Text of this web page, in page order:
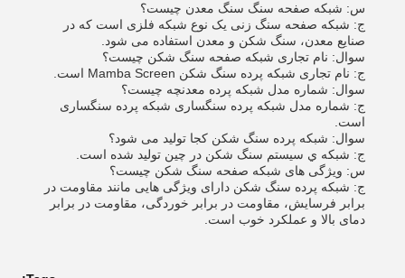
س: شبکه صفحه سنگ سنگ معدن چیست؟
ج: شبکه صفحه سنگ زنی یک نوع شبکه فلزی است که در
صنایع معدن، سنگ شکن و معدن استفاده می شود.
سوال: نام تجاری شبکه صفحه سنگ شکن چیست؟
ج: نام تجاری شبکه پرده سنگ شکن Mamba Screen است.
سوال: شماره مدل شبكه پرده معدنچه چيست؟
ج: شماره مدل شبكه پرده سنگساری شبكه پرده سنگساری
است.
سوال: شبکه پرده سنگ شکن کجا تولید می شود؟
ج: شبكه ي سيستم سنگ شکن در چين توليد شده است.
س: ویژگی های شبکه صفحه سنگ شکن چیست؟
ج: شبکه پرده سنگ شکن دارای ویژگی هایی مانند مقاومت در
برابر فرسایش، مقاومت در برابر خوردگی، مقاومت در برابر
دمای بالا و عملکرد خوب است.